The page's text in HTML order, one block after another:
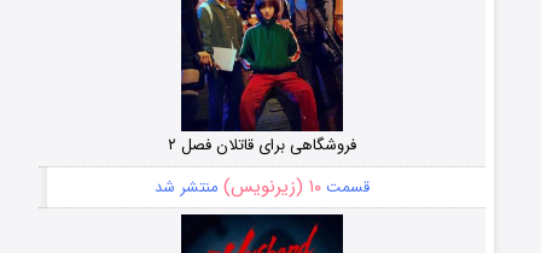
فروشگاهی برای قاتلان فصل ۲
قسمت۱۰ (زیرنویس) منتشر شد